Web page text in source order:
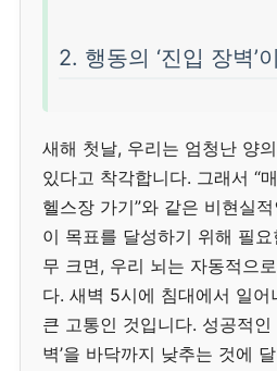
2. 행동의 ‘진입 장벽’
새해 첫날, 우리는 엄청난 양
있다고 착각합니다. 그래서 “
헬스장 가기”와 같은 비현실
이 목표를 달성하기 위해 필
무 크면, 우리 뇌는 자동적으로
다. 새벽 5시에 침대에서 일
큰 고통인 것입니다. 성공적인
벽’을 바닥까지 낮추는 것에